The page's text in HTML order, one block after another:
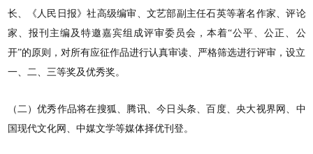
长、《人民日报》社高级编审、文艺部副主任石英等著名作家、评论
家、报刊主编及特邀嘉宾组成评审委员会，本着“公平、公正、公
开”的原则，对所有应征作品进行认真审读、严格筛选进行评审，设立
一、二、三等奖及优秀奖。
（二）优秀作品将在搜狐、腾讯、今日头条、百度、央大视界网、中
国现代文化网、中媒文学等媒体择优刊登。